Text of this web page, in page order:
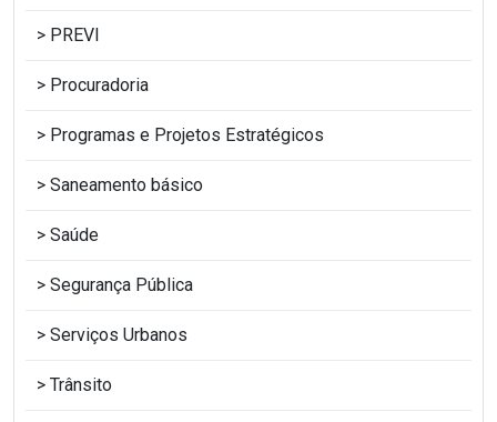
PREVI
Procuradoria
Programas e Projetos Estratégicos
Saneamento básico
Saúde
Segurança Pública
Serviços Urbanos
Trânsito